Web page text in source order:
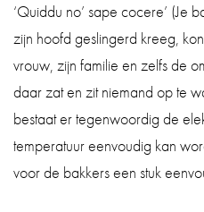
‘Quiddu no’ sape cocere’ (Je
zijn hoofd geslingerd kreeg,
vrouw, zijn familie en zelfs de
daar zat en zit niemand op te
bestaat er tegenwoordig de
temperatuur eenvoudig kan
voor de bakkers een stuk